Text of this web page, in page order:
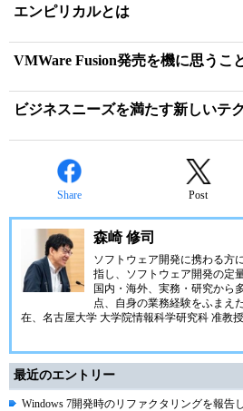
エンピリカルとは
VMWare Fusion発売を機に思うこ
ビジネスニーズを満たす新しいテ
Share Post
森崎 修司
ソフトウェア開発に携わる方
指し、ソフトウェア開発の定
国内・海外、実務・研究から
点、自身の業務経験をふまえ
在、名古屋大学 大学院情報科学研究科 准教授
最近のエントリー
Windows 7開発時のリファクタリングを報告